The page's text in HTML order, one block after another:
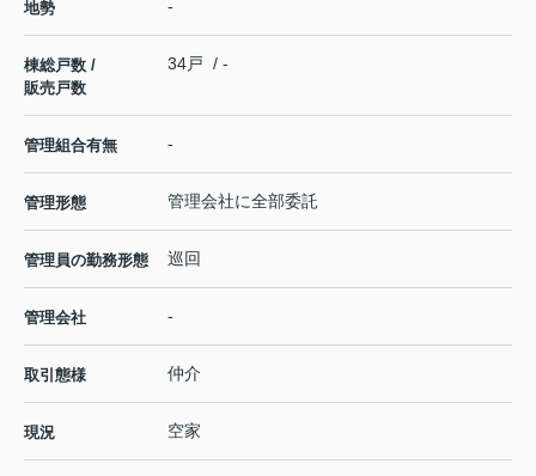
地勢 -
棟総戸数 /
販売戸数
34戸 / -
管理組合有無 -
管理形態 管理会社に全部委託
管理員の勤務形態 巡回
管理会社 -
取引態様 仲介
現況 空家